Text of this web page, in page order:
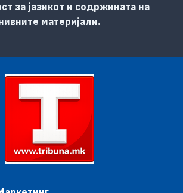
за јазикот и содржината на
материјали.